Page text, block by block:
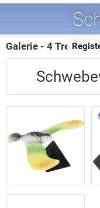
Galerie - 4 Treffer